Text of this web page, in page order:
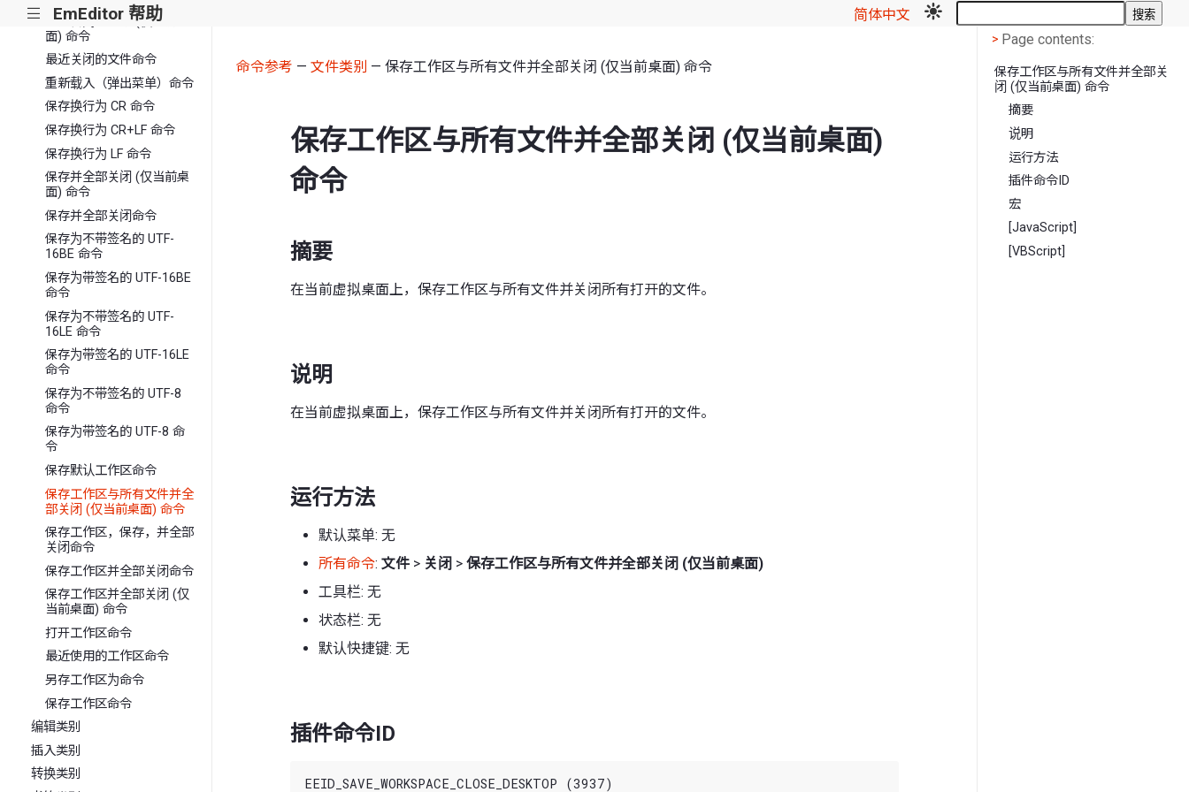
||| EmEditor 帮助 简体中文 搜索
全部关闭不保存 (仅当前桌
面) 命令
最近关闭的文件命令
重新载入（弹出菜单）命令
保存换行为 CR 命令
保存换行为 CR+LF 命令
保存换行为 LF 命令
保存并全部关闭 (仅当前桌
面) 命令
保存并全部关闭命令
保存为不带签名的 UTF-
16BE 命令
保存为带签名的 UTF-16BE
命令
保存为不带签名的 UTF-
16LE 命令
保存为带签名的 UTF-16LE
命令
保存为不带签名的 UTF-8
命令
保存为带签名的 UTF-8 命
令
保存默认工作区命令
保存工作区与所有文件并全
部关闭 (仅当前桌面) 命令
保存工作区，保存，并全部
关闭命令
保存工作区并全部关闭命令
保存工作区并全部关闭 (仅
当前桌面) 命令
打开工作区命令
最近使用的工作区命令
另存工作区为命令
保存工作区命令
编辑类别
插入类别
转换类别
命令参考 — 文件类别 — 保存工作区与所有文件并全部关闭 (仅当前桌面) 命令
保存工作区与所有文件并全部关闭 (仅当前桌面)
命令
摘要
在当前虚拟桌面上，保存工作区与所有文件并关闭所有打开的文件。
说明
在当前虚拟桌面上，保存工作区与所有文件并关闭所有打开的文件。
运行方法
默认菜单: 无
所有命令: 文件 > 关闭 > 保存工作区与所有文件并全部关闭 (仅当前桌面)
工具栏: 无
状态栏: 无
默认快捷键: 无
插件命令ID
< Page contents
> Page contents:
保存工作区与所有文件并全部关
闭 (仅当前桌面) 命令
摘要
说明
运行方法
插件命令ID
宏
[JavaScript]
[VBScript]